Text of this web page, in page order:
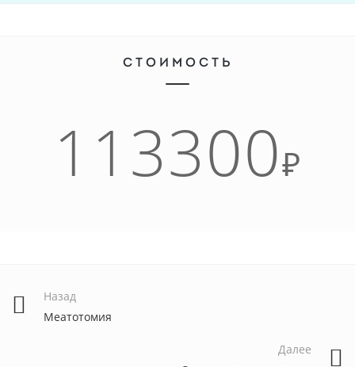
СТОИМОСТЬ
113300₽
Назад
Меатотомия
Далее